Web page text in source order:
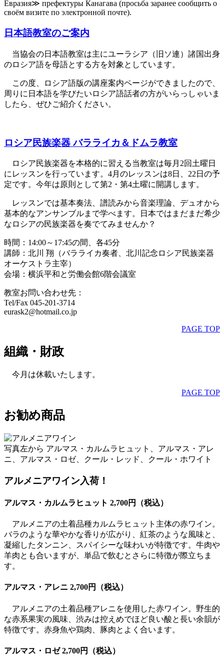
Евразия≫ префектуры Канагава (просьба заранее сообщить о
своём визите по электронной почте).
日本語教室のご案内
当協会の日本語教室は主にユーラシア（旧ソ連）諸国出身
のロシア語を母語とする方を対象としています。
この度、ロシア語版の講座案内ページができましたので、
周りに日本語を学びたいロシア語話者の方がいらっしゃいま
したら、ぜひご紹介ください。
ロシア民族楽器 バラライカ＆ドムラ教室
ロシア民族楽器を本格的に習える当教室は毎月2回土曜日
にレッスンを行っています。4月のレッスンは8日、22日の予
定です。今年は原則として第2・第4土曜に開講します。
レッスンでは基本奏法、譜読みから音楽理論、デュオから
基本的なアンサンブルまで学べます。日本ではまだまだ希少
なロシアの民族楽器を奏でてみませんか？
時間：14:00～17:45の間、各45分
講師：北川 翔（バラライカ奏者、北川記念ロシア民族楽器
オーケストラ主宰）
会場：横浜平和と労働会館6階会議室
教室お問い合わせ先：
Tel/Fax 045-201-3714
eurask2@hotmail.co.jp
PAGE TOP
組織・財政
今月は休載いたします。
PAGE TOP
お勧め商品
写真左から アルマス・カルムラヒュット、アルマス・アレ
ニ、アルマス・ロゼ、クール・レッド、クール・ホワイト
アルメニアワイン入荷！
アルマス・カルムラヒュット 2,700円（税込）
アルメニアの土着品種カルムラヒュット主体の赤ワイン。
バラのような華やかな香りが広がり、紅茶のような風味と、
凝縮したタンニン、スパイシーな味わいが特徴です。牛肉や
羊肉とも合いますが、単品で飲むとさらに特徴が際立ちま
す。
アルマス・アレニ 2,700円（税込）
アルメニアの土着品種アレニを使用した赤ワイン。野生的
な赤系果実の風味、渋みは控えめでほど良い酸と長い余韻が
特徴です。赤身魚や鶏肉、豚肉とよく合います。
アルマス・ロゼ 2,700円（税込）